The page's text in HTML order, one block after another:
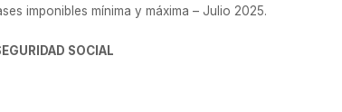
imponibles mínima y máxima – Julio 2025.
SOCIAL